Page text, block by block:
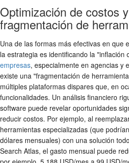
Optimización de costos
fragmentación de
Una de las formas más efectivas en que
la estrategia es identificando la "inflación
empresas, especialmente en agencias y
existe una "fragmentación de
múltiples plataformas dispares que, en
funcionalidades. Un análisis financiero
software puede revelar oportunidades
reducir costos. Por ejemplo, al
herramientas especializadas (que
dólares mensuales) con una solución
Search Atlas, el gasto mensual puede